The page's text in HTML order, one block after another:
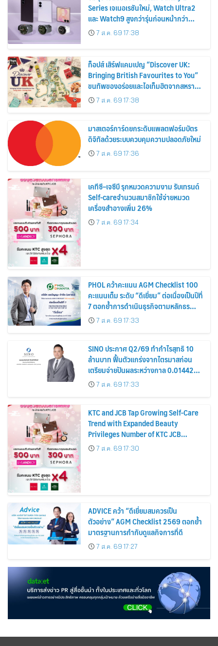
Series เจเนอเรชันใหม่, Watch Ultra2
และ Watch9 สูงกว่ารุ่นก่อนหน้ากว่า
30%7 ส.ค. 69 17:38
ท็อปส์ เสิร์ฟแคมเปญ “Discover UK:
Bringing British Favourites to You”
ขนทัพของอร่อยและไอเท็มฮิตจากสหราช
อาณาจักร ส่งตรงถึงมือตั้งแต่วันนี้ – 18
สิงหาคมนี้
7 ส.ค. 69 17:38
มาสเตอร์การ์ดยกระดับแพลตฟอร์มบัตร
ดิจิทัลด้วยระบบควบคุมความปลอดภัยใหม่
7 ส.ค. 69 17:36
เคทีซี–เจซีบี รุกหมวดความงาม รับเทรนด์
Self-careจำนวนสมาชิกใช้จ่ายหมวด
เครื่องสำอางเพิ่ม 26%
7 ส.ค. 69 17:34
PHOL คว้าคะแนน AGM Checklist 100
คะแนนเต็ม ระดับ “ดีเยี่ยม” ต่อเนื่องเป็นปีที่
7 ตอกย้ำการดำเนินธุรกิจตามหลักธร
รมาภิบาล โปร่งใส สร้างความเชื่อมั่นผู้ถือ
หุ้น
7 ส.ค. 69 17:33
SINO ประกาศ Q2/69 ทำกำไรสุทธิ 10
ล้านบาท ฟื้นตัวแกร่งจากไตรมาสก่อน
เตรียมจ่ายปันผลระหว่างกาล 0.014423
บาทต่อหุ้น ครึ่งปีหลังมุ่งเติบโตต่อเนื่อง
7 ส.ค. 69 17:33
KTC and JCB Tap Growing Self-Care
Trend with Expanded Beauty
Privileges Number of KTC JCB
Cardmembers Spending on
Cosmetics Rises 26%
7 ส.ค. 69 17:30
ADVICE คว้า “ดีเยี่ยมสมควรเป็น
ตัวอย่าง” AGM Checklist 2569 ตอกย้ำ
มาตรฐานการกำกับดูแลกิจการที่ดี
7 ส.ค. 69 17:27